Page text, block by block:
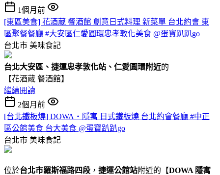
1個月前
[東區美食] 花酒蔵 餐酒館 創意日式料理 新菜單 台北約會 東
區聚餐餐廳 #大安區仁愛圓環忠孝敦化美食 @蛋寶趴趴go
台北市 美味食記
台北大安區、捷運忠孝敦化站、仁愛圓環附近的
【花酒蔵 餐酒館】
繼續閱讀
2個月前
[台北鐵板燒] DOWA・隱寓 日式鐵板燒 台北約會餐廳 #中正
區公館美食 台大美食 @蛋寶趴趴go
台北市 美味食記
位於台北市羅斯福路四段 ， 捷運公館站附近的【DOWA 隱寓